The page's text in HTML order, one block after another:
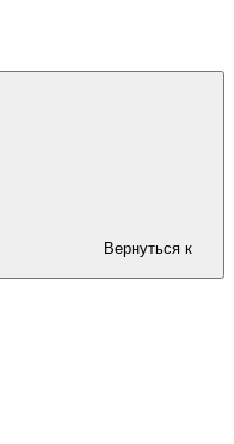
Вернуться к